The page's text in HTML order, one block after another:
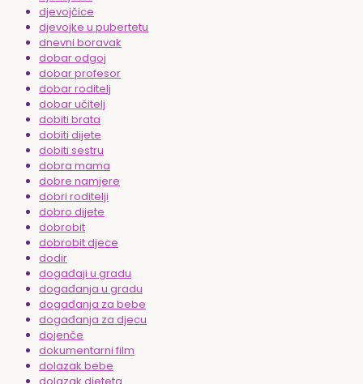
djevojčice
djevojke u pubertetu
dnevni boravak
dobar odgoj
dobar profesor
dobar roditelj
dobar učitelj
dobiti brata
dobiti dijete
dobiti sestru
dobra mama
dobre namjere
dobri roditelji
dobro dijete
dobrobit
dobrobit djece
dodir
događaji u gradu
događanja u gradu
događanja za bebe
događanja za djecu
dojenče
dokumentarni film
dolazak bebe